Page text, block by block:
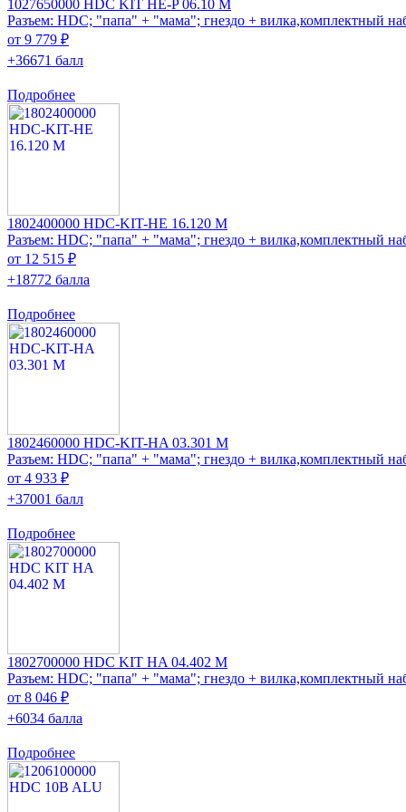
1027650000 HDC KIT HE-P 06.10 M
Разъем: HDC; "папа" + "мама"; гнездо + вилка,комплектный
от 9 779 ₽
+36671 балл
Подробнее
1802400000 HDC-KIT-HE 16.120 M
Разъем: HDC; "папа" + "мама"; гнездо + вилка,комплектный
от 12 515 ₽
+18772 балла
Подробнее
1802460000 HDC-KIT-HA 03.301 M
Разъем: HDC; "папа" + "мама"; гнездо + вилка,комплектный
от 4 933 ₽
+37001 балл
Подробнее
1802700000 HDC KIT HA 04.402 M
Разъем: HDC; "папа" + "мама"; гнездо + вилка,комплектный
от 8 046 ₽
+6034 балла
Подробнее